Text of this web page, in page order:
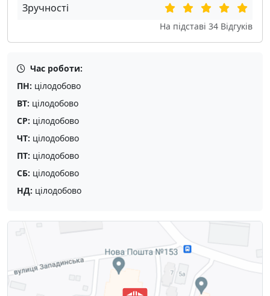
Зручності
На підставі 34 Відгуків
Час роботи:
ПН: цілодобово
ВТ: цілодобово
СР: цілодобово
ЧТ: цілодобово
ПТ: цілодобово
СБ: цілодобово
НД: цілодобово